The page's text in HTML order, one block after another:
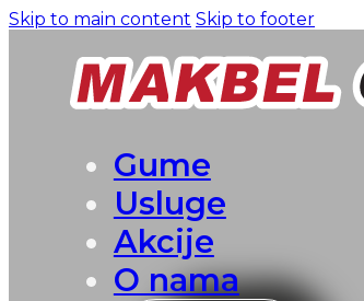
Skip to main content Skip to footer
Gume
Usluge
Akcije
O nama